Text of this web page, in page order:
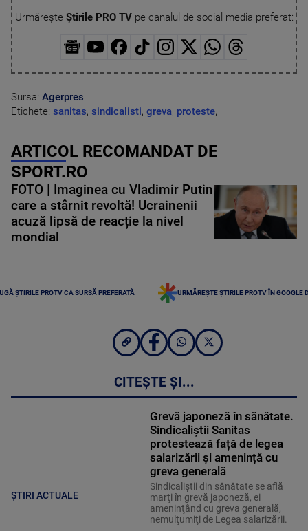
Urmărește Știrile PRO TVpe canalul de social media preferat:
Sursa: Agerpres
Etichete: sanitas, sindicalisti, greva, proteste,
ARTICOL RECOMANDAT DE
SPORT.RO
FOTO | Imaginea cu Vladimir Putin
care a stârnit revoltă! Ucrainenii
acuză lipsă de reacție la nivel
mondial
ȘTIRILE PROTV CA SURSĂ PREFERATĂ URMĂREȘTE ȘTIRILE PROTV ÎN GOOGLE
CITEȘTE ȘI...
ȘTIRI ACTUALE
Grevă japoneză în sănătate.
Sindicaliștii Sanitas
protestează față de legea
salarizării și amenință cu
greva generală
Sindicaliştii din sănătate se află
marţi în grevă japoneză, ei
ameninţând cu greva generală,
nemulţumiţi de Legea salarizării.